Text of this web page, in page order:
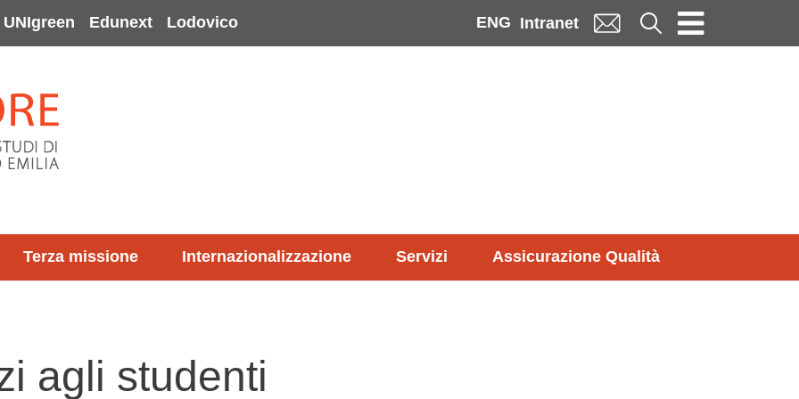
UNIgreen Edunext Lodovico ENG Intranet Cerca
Terza missione Internazionalizzazione Servizi Assicurazione Qualità
agli studenti